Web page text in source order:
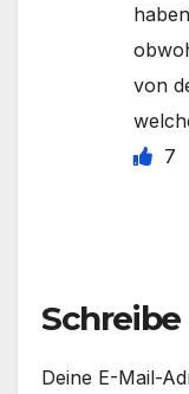
von
7
Deine E-Mail-